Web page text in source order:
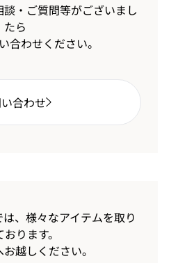
・ご質問等がございまし
たら
合わせください。
合わせ
、様々なアイテムを取り
ります。
越しください。